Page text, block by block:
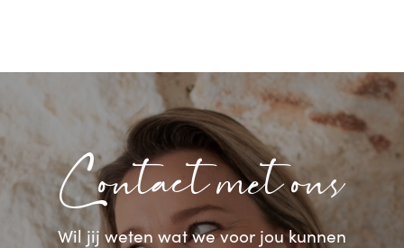
Contact met ons
Wil jij weten wat we voor jou kunnen